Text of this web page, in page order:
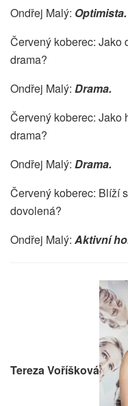
Ondřej Malý: Optimista.
Červený koberec: Jako
drama?
Ondřej Malý: Drama.
Červený koberec: Jako
drama?
Ondřej Malý: Drama.
Červený koberec: Blíží
dovolená?
Ondřej Malý: Aktivní
Tereza Voříšková